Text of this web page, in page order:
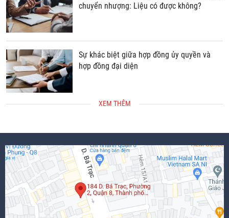
chuyển nhượng: Liệu có được không?
Sự khác biệt giữa hợp đồng ủy quyền và
hợp đồng đại diện
XEM THÊM